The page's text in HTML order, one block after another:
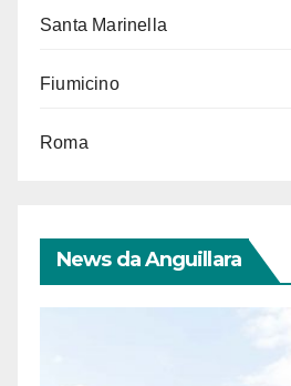
Santa Marinella
Fiumicino
Roma
News da Anguillara